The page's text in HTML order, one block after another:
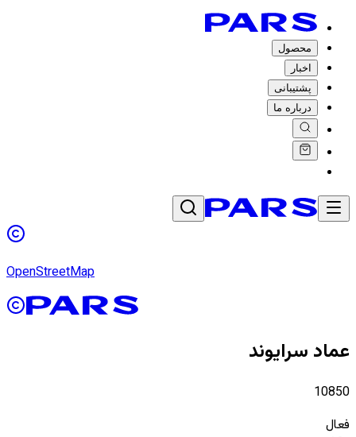
محصول
اخبار
پشتیبانی
درباره ما
OpenStreetMap
عماد سرایوند
10850
فعال